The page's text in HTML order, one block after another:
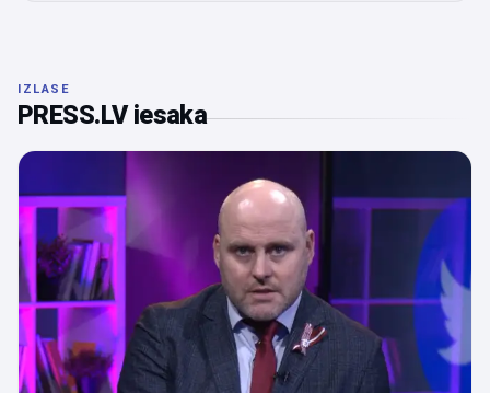
IZLASE
PRESS.LV iesaka